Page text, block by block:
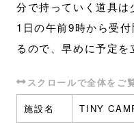
分で持っていく道具は
1日の午前9時から受
るので、早めに予定を
施設名 TINY